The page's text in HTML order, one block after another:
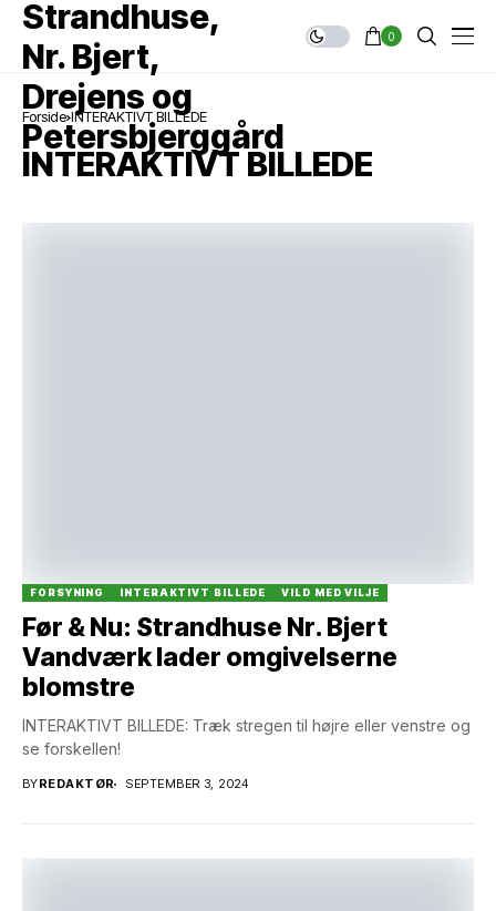
0
Forside INTERAKTIVT BILLEDE
INTERAKTIVT BILLEDE
FORSYNING INTERAKTIVT BILLEDE VILD MED VILJE
Før & Nu: Strandhuse Nr. Bjert
Vandværk lader omgivelserne
blomstre
INTERAKTIVT BILLEDE: Træk stregen til højre eller venstre og
se forskellen!
BYREDAKTØR SEPTEMBER 3, 2024